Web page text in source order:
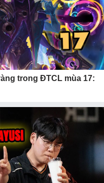
trong ĐTCL mùa 17: